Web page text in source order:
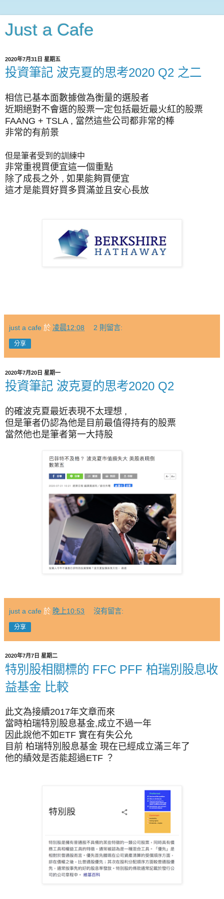
Just a Cafe
2020年7月31日 星期五
投資筆記 波克夏的思考2020 Q2 之二
相信已基本面數據做為衡量的選股者
近期絕對不會選的股票一定包括最近最火紅的股票
FAANG + TSLA , 當然這些公司都非常的棒
非常的有前景
但是筆者受到的訓練中
非常重視買便宜這一個重點
除了成長之外 , 如果能夠買便宜
這才是能買好買多買滿並且安心長放
just a cafe 於 凌晨12:08 2 則留言:
分享
2020年7月20日 星期一
投資筆記 波克夏的思考2020 Q2
的確波克夏最近表現不太理想 ,
但是筆者仍認為他是目前最值得持有的股票
當然他也是筆者第一大持股
just a cafe 於 晚上10:53 沒有留言:
分享
2020年7月7日 星期二
特別股相關標的 FFC PFF 柏瑞別股息收
益基金 比較
此文為接續2017年文章而來
當時柏瑞特別股息基金,成立不過一年
因此說他不如ETF 實在有失公允
目前 柏瑞特別股息基金 現在已經成立滿三年了
他的績效是否能超過ETF ？